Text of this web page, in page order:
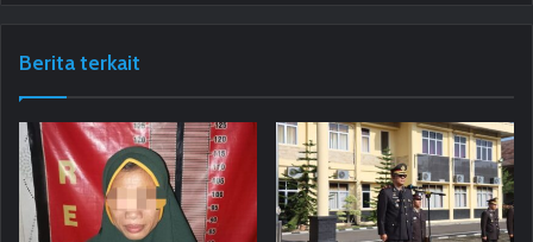
Berita terkait